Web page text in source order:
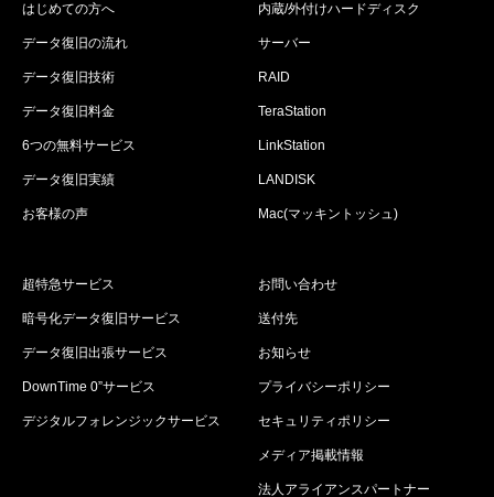
はじめての方へ
データ復旧の流れ
データ復旧技術
データ復旧料金
6つの無料サービス
データ復旧実績
お客様の声
内蔵/外付けハードディスク
サーバー
RAID
TeraStation
LinkStation
LANDISK
Mac(マッキントッシュ)
超特急サービス
暗号化データ復旧サービス
データ復旧出張サービス
DownTime 0”サービス
デジタルフォレンジックサービス
お問い合わせ
送付先
お知らせ
プライバシーポリシー
セキュリティポリシー
メディア掲載情報
法人アライアンスパートナー